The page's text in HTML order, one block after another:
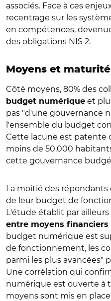
associés. Face à ces
recentrage sur les
en compétences,
des obligations NIS 2.
Moyens et
Côté moyens, 80% des
budget numérique et
pas "d'une gouvernance
l'ensemble du budget
Cette lacune est patente
moins de 50.000
cette gouvernance
La moitié des répondants
de leur budget de
L'étude établit par ailleurs
entre moyens
budget numérique est
de fonctionnement, les
parmi les plus avancées"
Une corrélation qui
numérique est ouverte à
moyens sont mis en